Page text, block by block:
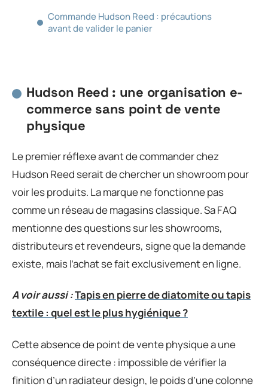
Commande Hudson Reed : précautions
avant de valider le panier
Hudson Reed : une organisation e-
commerce sans point de vente
physique
Le premier réflexe avant de commander chez
Hudson Reed serait de chercher un showroom pour
voir les produits. La marque ne fonctionne pas
comme un réseau de magasins classique. Sa FAQ
mentionne des questions sur les showrooms,
distributeurs et revendeurs, signe que la demande
existe, mais l’achat se fait exclusivement en ligne.
A voir aussi :Tapis en pierre de diatomite ou tapis
textile : quel est le plus hygiénique ?
Cette absence de point de vente physique a une
conséquence directe : impossible de vérifier la
finition d’un radiateur design, le poids d’une colonne